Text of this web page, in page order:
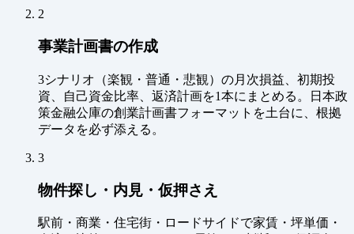
2
事業計画書の作成
3シナリオ（楽観・普通・悲観）の月次損益、初期投
資、自己資金比率、返済計画を1本にまとめる。日本政
策金融公庫の創業計画書フォーマットを土台に、根拠
データを必ず添える。
3
物件探し・内見・仮押さえ
駅前・商業・住宅街・ロードサイドで家賃・坪単価・